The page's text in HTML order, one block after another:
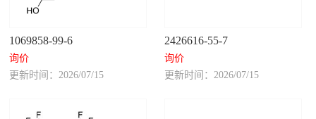
1069858-99-6
询价
更新时间：2026/07/15
2426616-55-7
询价
更新时间：2026/07/15